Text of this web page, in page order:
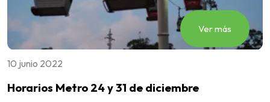
Ver más
10 junio 2022
Horarios Metro 24 y 31 de diciembre